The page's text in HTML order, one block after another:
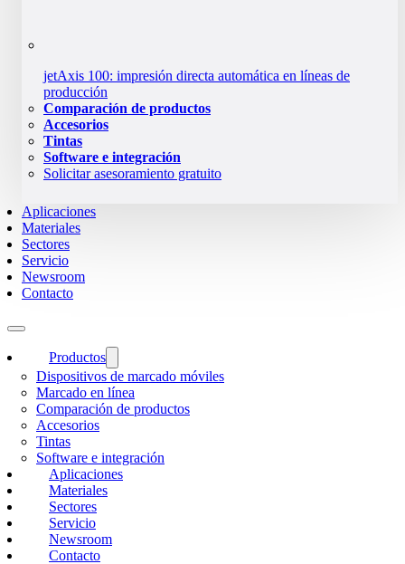
jetAxis 100: impresión directa automática en líneas de
producción
Comparación de productos
Accesorios
Tintas
Software e integración
Solicitar asesoramiento gratuito
Aplicaciones
Materiales
Sectores
Servicio
Newsroom
Contacto
Productos
Dispositivos de marcado móviles
Marcado en línea
Comparación de productos
Accesorios
Tintas
Software e integración
Aplicaciones
Materiales
Sectores
Servicio
Newsroom
Contacto